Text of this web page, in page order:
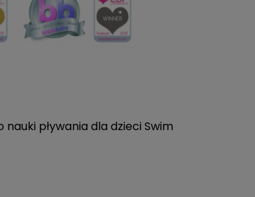
pływania dla dzieci Swim